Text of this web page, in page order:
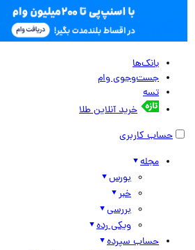
بانک‌ها
جست‌وجوی وام
تسه
خرید آنلاین طلا
حساب کاربری
مجله
بورس
خبر
بررسی
ویکی رده
حساب سپرده